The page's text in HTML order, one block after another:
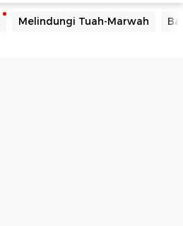
Melindungi Tuah-Marwah